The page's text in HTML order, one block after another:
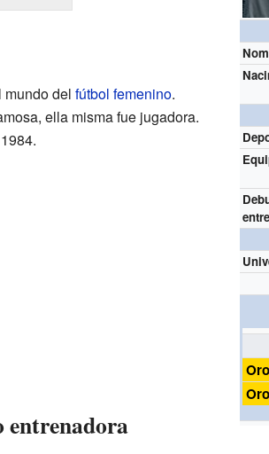
Oro
Oro
mundo del fútbol femenino.
ella misma fue jugadora.
entrenadora